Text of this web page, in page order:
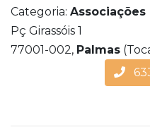
Categoria: Associações
Pç Girassóis 1
77001-002, Palmas